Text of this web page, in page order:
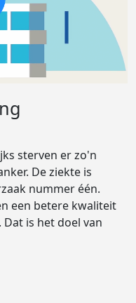
sterven er zo'n
De ziekte is
nummer één.
een betere kwaliteit
is het doel van